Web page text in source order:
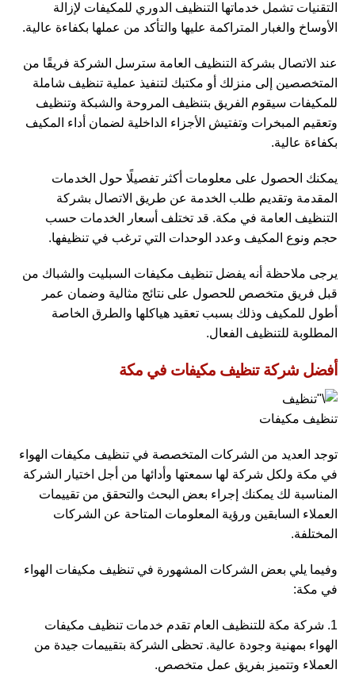
التقنيات تشمل خدماتها التنظيف الدوري للمكيفات لإزالة
الأوساخ والغبار المتراكمة عليها والتأكد من عملها بكفاءة عالية.
عند الاتصال بشركة التنظيف العامة سترسل الشركة فريقًا من
المتخصصين إلى منزلك أو مكتبك لتنفيذ عملية تنظيف شاملة
للمكيفات سيقوم الفريق بتنظيف المروحة والشبكة وتنظيف
وتعقيم المبخرات وتفتيش الأجزاء الداخلية لضمان أداء المكيف
بكفاءة عالية.
يمكنك الحصول على معلومات أكثر تفصيلًا حول الخدمات
المقدمة وتقديم طلب الخدمة عن طريق الاتصال بشركة
التنظيف العامة في مكة. قد تختلف أسعار الخدمات حسب
حجم ونوع المكيف وعدد الوحدات التي ترغب في تنظيفها.
يرجى ملاحظة أنه يفضل تنظيف مكيفات السبليت والشباك من
قبل فريق متخصص للحصول على نتائج مثالية وضمان عمر
أطول للمكيف وذلك بسبب تعقيد هياكلها والطرق الخاصة
المطلوبة للتنظيف الفعال.
أفضل شركة تنظيف مكيفات في مكة
تنظيف مكيفات
توجد العديد من الشركات المتخصصة في تنظيف مكيفات الهواء
في مكة ولكل شركة لها سمعتها وأدائها من أجل اختيار الشركة
المناسبة لك يمكنك إجراء بعض البحث والتحقق من تقييمات
العملاء السابقين ورؤية المعلومات المتاحة عن الشركات
المختلفة.
وفيما يلي بعض الشركات المشهورة في تنظيف مكيفات الهواء
في مكة:
1. شركة مكة للتنظيف العام تقدم خدمات تنظيف مكيفات
الهواء بمهنية وجودة عالية. تحظى الشركة بتقييمات جيدة من
العملاء وتتميز بفريق عمل متخصص.